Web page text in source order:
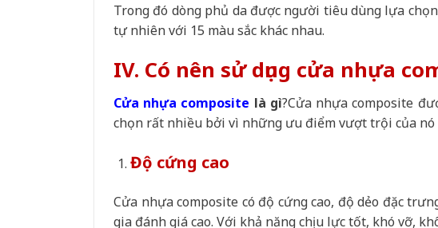
Trong đó dòng phủ da được người tiêu dùng lựa
tự nhiên với 15 màu sắc khác nhau.
IV. Có nên sử dụng cửa nhựa
Cửa nhựa composite là gì?Cửa nhựa composite
chọn rất nhiều bởi vì những ưu điểm vượt trội của nó
Độ cứng cao
Cửa nhựa composite có độ cứng cao, độ dẻo đặc
gia đánh giá cao. Với khả năng chịu lực tốt, khó vỡ,